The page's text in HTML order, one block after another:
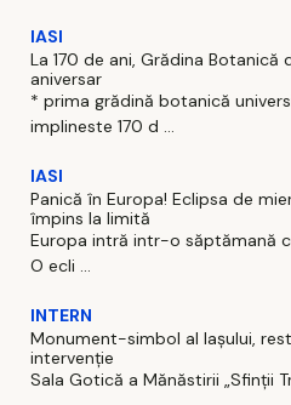
IASI
La 170 de ani, Grădina
aniversar
* prima grădină botanică
implineste 170 d ...
IASI
Panică în Europa! Eclipsa de
împins la limită
Europa intră intr-o săptămană
O ecli ...
INTERN
Monument-simbol al Iaşului,
intervenţie
Sala Gotică a Mănăstirii „Sfinţii